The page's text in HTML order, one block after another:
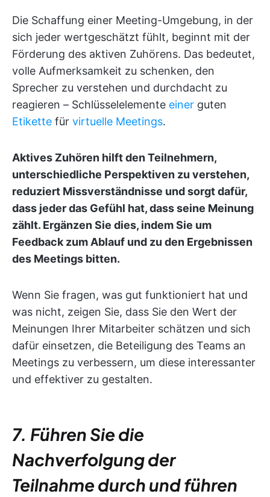
Die Schaffung einer Meeting-Umgebung, in der
sich jeder wertgeschätzt fühlt, beginnt mit der
Förderung des aktiven Zuhörens. Das bedeutet,
volle Aufmerksamkeit zu schenken, den
Sprecher zu verstehen und durchdacht zu
reagieren – Schlüsselelemente einer guten
Etikette für virtuelle Meetings.
Aktives Zuhören hilft den Teilnehmern,
unterschiedliche Perspektiven zu verstehen,
reduziert Missverständnisse und sorgt dafür,
dass jeder das Gefühl hat, dass seine Meinung
zählt. Ergänzen Sie dies, indem Sie um
Feedback zum Ablauf und zu den Ergebnissen
des Meetings bitten.
Wenn Sie fragen, was gut funktioniert hat und
was nicht, zeigen Sie, dass Sie den Wert der
Meinungen Ihrer Mitarbeiter schätzen und sich
dafür einsetzen, die Beteiligung des Teams an
Meetings zu verbessern, um diese interessanter
und effektiver zu gestalten.
7. Führen Sie die
Nachverfolgung der
Teilnahme durch und führen